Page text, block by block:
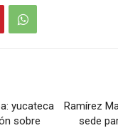
yucateca
sobre
Ramírez
sede